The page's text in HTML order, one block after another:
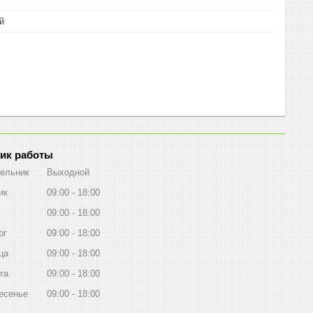
работы
Выходной
09:00
18:00
09:00
18:00
09:00
18:00
09:00
18:00
09:00
18:00
09:00 18:00